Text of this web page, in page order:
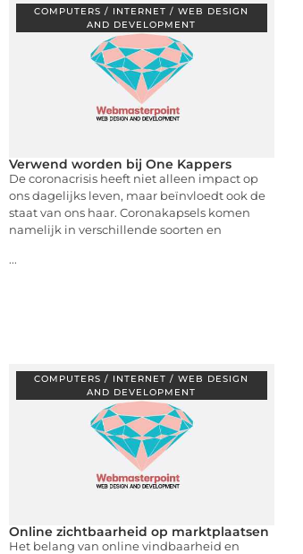
COMPUTERS / INTERNET / WEB DESIGN
AND DEVELOPMENT
Verwend worden bij One Kappers
De coronacrisis heeft niet alleen impact op
ons dagelijks leven, maar beïnvloedt ook de
staat van ons haar. Coronakapsels komen
namelijk in verschillende soorten en
...
COMPUTERS / INTERNET / WEB DESIGN
AND DEVELOPMENT
Online zichtbaarheid op marktplaatsen
Het belang van online vindbaarheid en